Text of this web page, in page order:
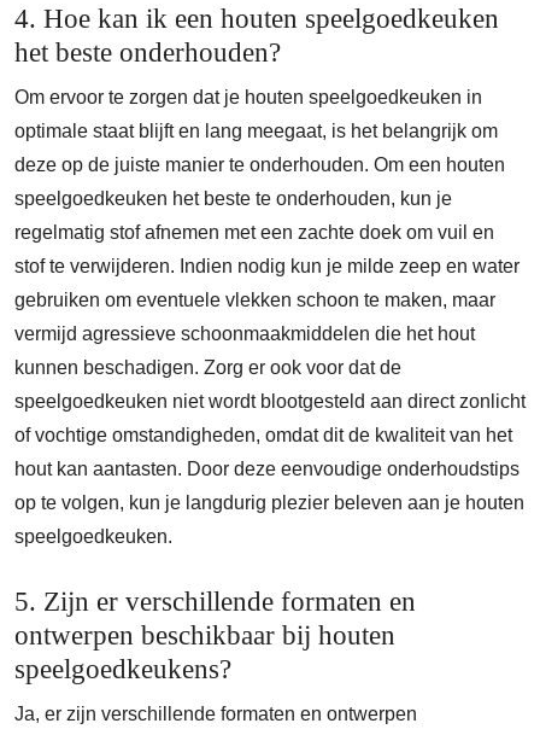
4. Hoe kan ik een houten speelgoedkeuken
het beste onderhouden?
Om ervoor te zorgen dat je houten speelgoedkeuken in
optimale staat blijft en lang meegaat, is het belangrijk om
deze op de juiste manier te onderhouden. Om een houten
speelgoedkeuken het beste te onderhouden, kun je
regelmatig stof afnemen met een zachte doek om vuil en
stof te verwijderen. Indien nodig kun je milde zeep en water
gebruiken om eventuele vlekken schoon te maken, maar
vermijd agressieve schoonmaakmiddelen die het hout
kunnen beschadigen. Zorg er ook voor dat de
speelgoedkeuken niet wordt blootgesteld aan direct zonlicht
of vochtige omstandigheden, omdat dit de kwaliteit van het
hout kan aantasten. Door deze eenvoudige onderhoudstips
op te volgen, kun je langdurig plezier beleven aan je houten
speelgoedkeuken.
5. Zijn er verschillende formaten en
ontwerpen beschikbaar bij houten
speelgoedkeukens?
Ja, er zijn verschillende formaten en ontwerpen